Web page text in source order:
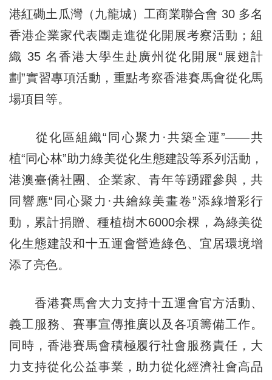
港紅磡土瓜灣（九龍城）工商業聯合會 30 多名
香港企業家代表團走進從化開展考察活動；組
織 35 名香港大學生赴廣州從化開展“展翅計
劃”實習專項活動，重點考察香港賽馬會從化馬
場項目等。
從化區組織“同心聚力·共築全運”——共
植“同心林”助力綠美從化生態建設等系列活動，
港澳臺僑社團、企業家、青年等踴躍參與，共
同響應“同心聚力·共繪綠美畫卷”添綠增彩行
動，累計捐贈、種植樹木6000余棵，為綠美從
化生態建設和十五運會營造綠色、宜居環境增
添了亮色。
香港賽馬會大力支持十五運會官方活動、
義工服務、賽事宣傳推廣以及各項籌備工作。
同時，香港賽馬會積極履行社會服務責任，大
力支持從化公益事業，助力從化經濟社會高品